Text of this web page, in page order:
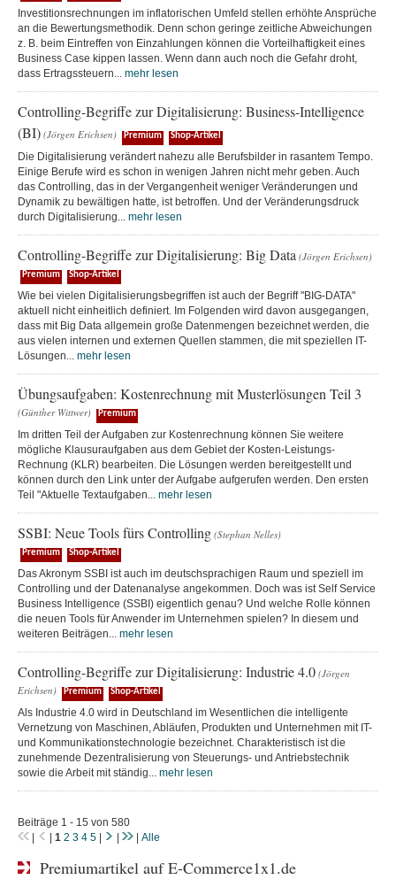
Investitionsrechnungen im inflatorischen Umfeld stellen erhöhte Ansprüche
an die Bewertungsmethodik. Denn schon geringe zeitliche Abweichungen
z. B. beim Eintreffen von Einzahlungen können die Vorteilhaftigkeit eines
Business Case kippen lassen. Wenn dann auch noch die Gefahr droht,
dass Ertragssteuern... mehr lesen
Controlling-Begriffe zur Digitalisierung: Business-Intelligence
(BI) (Jörgen Erichsen) Premium Shop-Artikel
Die Digitalisierung verändert nahezu alle Berufsbilder in rasantem Tempo.
Einige Berufe wird es schon in wenigen Jahren nicht mehr geben. Auch
das Controlling, das in der Vergangenheit weniger Veränderungen und
Dynamik zu bewältigen hatte, ist betroffen. Und der Veränderungsdruck
durch Digitalisierung... mehr lesen
Controlling-Begriffe zur Digitalisierung: Big Data (Jörgen Erichsen)
Premium Shop-Artikel
Wie bei vielen Digitalisierungsbegriffen ist auch der Begriff "BIG-DATA"
aktuell nicht einheitlich definiert. Im Folgenden wird davon ausgegangen,
dass mit Big Data allgemein große Datenmengen bezeichnet werden, die
aus vielen internen und externen Quellen stammen, die mit speziellen IT-
Lösungen... mehr lesen
Übungsaufgaben: Kostenrechnung mit Musterlösungen Teil 3
(Günther Wittwer) Premium
Im dritten Teil der Aufgaben zur Kostenrechnung können Sie weitere
mögliche Klausuraufgaben aus dem Gebiet der Kosten-Leistungs-
Rechnung (KLR) bearbeiten. Die Lösungen werden bereitgestellt und
können durch den Link unter der Aufgabe aufgerufen werden. Den ersten
Teil "Aktuelle Textaufgaben... mehr lesen
SSBI: Neue Tools fürs Controlling (Stephan Nelles)
Premium Shop-Artikel
Das Akronym SSBI ist auch im deutschsprachigen Raum und speziell im
Controlling und der Datenanalyse angekommen. Doch was ist Self Service
Business Intelligence (SSBI) eigentlich genau? Und welche Rolle können
die neuen Tools für Anwender im Unternehmen spielen? In diesem und
weiteren Beiträgen... mehr lesen
Controlling-Begriffe zur Digitalisierung: Industrie 4.0 (Jörgen
Erichsen)
Premium Shop-Artikel
Als Industrie 4.0 wird in Deutschland im Wesentlichen die intelligente
Vernetzung von Maschinen, Abläufen, Produkten und Unternehmen mit IT-
und Kommunikationstechnologie bezeichnet. Charakteristisch ist die
zunehmende Dezentralisierung von Steuerungs- und Antriebstechnik
sowie die Arbeit mit ständig... mehr lesen
Beiträge 1 - 15 von 580
1 2 3 4 5 Alle
Premiumartikel auf E-Commerce1x1.de